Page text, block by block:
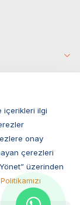
içerikleri ilgi
onay
çerezleri
üzerinden